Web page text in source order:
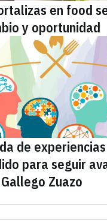
en food
y oportunidad
de
para seguir
Zuazo